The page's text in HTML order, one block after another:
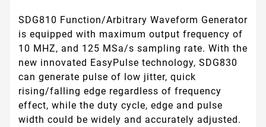
SDG810 Function/Arbitrary Waveform Generator
is equipped with maximum output frequency of
10 MHZ, and 125 MSa/s sampling rate. With the
new innovated EasyPulse technology, SDG830
can generate pulse of low jitter, quick
rising/falling edge regardless of frequency
effect, while the duty cycle, edge and pulse
width could be widely and accurately adjusted.